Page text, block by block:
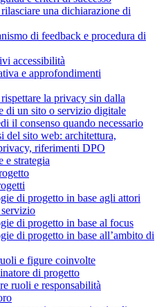
una dichiarazione di
di feedback e procedura di
accessibilità
e approfondimenti
la privacy sin dalla
di un sito o servizio digitale
il consenso quando necessario
del sito web: architettura,
riferimenti DPO
e strategia
di progetto in base agli attori
di progetto in base al focus
di progetto in base all’ambito di
e figure coinvolte
di progetto
ruoli e responsabilità